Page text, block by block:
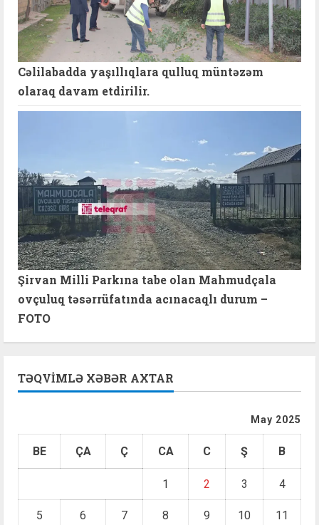
Cəlilabadda yaşıllıqlara qulluq müntəzəm
olaraq davam etdirilir.
Şirvan Milli Parkına tabe olan Mahmudçala
ovçuluq təsərrüfatında acınacaqlı durum –
FOTO
TƏQVIMLƏ XƏBƏR AXTAR
May 2025
BE ÇA Ç CA C Ş B
1 2 3 4
5 6 7 8 9 10 11